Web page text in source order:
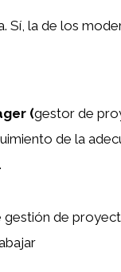
Sí, la de los
(gestor de
de la
gestión de